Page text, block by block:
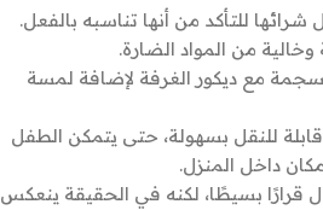
للتأكد من أنها تناسبه بالفعل.
من المواد الضارة.
مع ديكور الغرفة لإضافة لمسة
للنقل بسهولة، حتى يتمكن الطفل
داخل المنزل.
قرارًا بسيطًا، لكنه في الحقيقة ينعكس